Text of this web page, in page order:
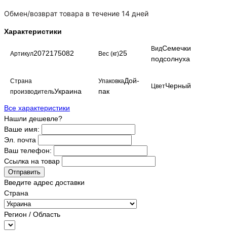
Обмен/возврат товара в течение 14 дней
Характеристики
Артикул2072175082 Вес (кг)25
ВидСемечки
подсолнуха
Страна
производительУкраина
УпаковкаДой-
пак
ЦветЧерный
Все характеристики
Нашли дешевле?
Ваше имя:
Эл. почта
Ваш телефон:
Ссылка на товар
Отправить
Введите адрес доставки
Страна
Регион / Область